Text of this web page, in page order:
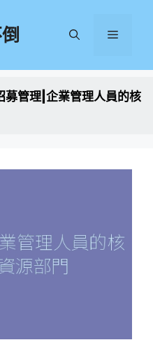
選
募管理|企業管理人員的核